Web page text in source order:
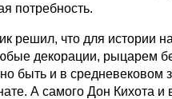
потребность.
решил, что для истории
декорации, рыцарем
быть и в средневековом
А самого Дон Кихота и